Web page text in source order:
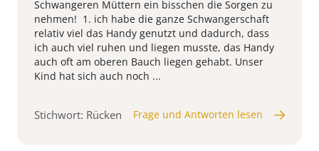
Schwangeren Müttern ein bisschen die Sorgen zu
nehmen! 1. ich habe die ganze Schwangerschaft
relativ viel das Handy genutzt und dadurch, dass
ich auch viel ruhen und liegen musste, das Handy
auch oft am oberen Bauch liegen gehabt. Unser
Kind hat sich auch noch ...
Stichwort: Rücken Frage und Antworten lesen